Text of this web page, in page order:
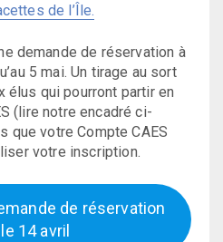
de l’Île.
demande de réservation à
5 mai. Un tirage au sort
élus qui pourront partir en
(lire notre encadré ci-
que votre Compte CAES
votre inscription.
de réservation
14 avril